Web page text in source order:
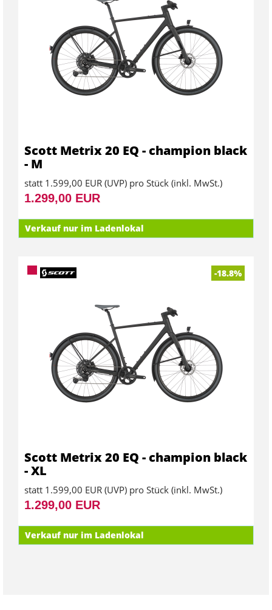
Scott Metrix 20 EQ - champion black
- M
statt 1.599,00 EUR (UVP) pro Stück (inkl. MwSt.)
1.299,00 EUR
Verkauf nur im Ladenlokal
-18.8%
Scott Metrix 20 EQ - champion black
- XL
statt 1.599,00 EUR (UVP) pro Stück (inkl. MwSt.)
1.299,00 EUR
Verkauf nur im Ladenlokal